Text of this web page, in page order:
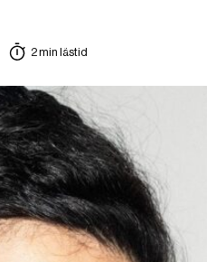
2 min lästid